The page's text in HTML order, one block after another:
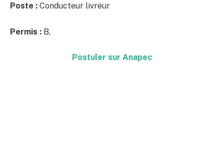
Poste : Conducteur livreur
Permis : B,
Postuler sur Anapec